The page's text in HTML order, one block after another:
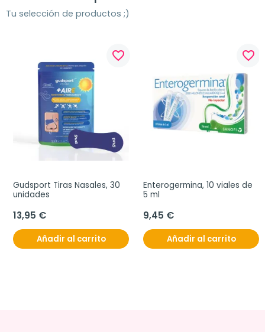
Tu selección de productos ;)
favorite_border
Gudsport Tiras Nasales, 30
unidades
13,95 €
Añadir al carrito
favorite_border
Enterogermina, 10 viales de
5 ml
9,45 €
Añadir al carrito